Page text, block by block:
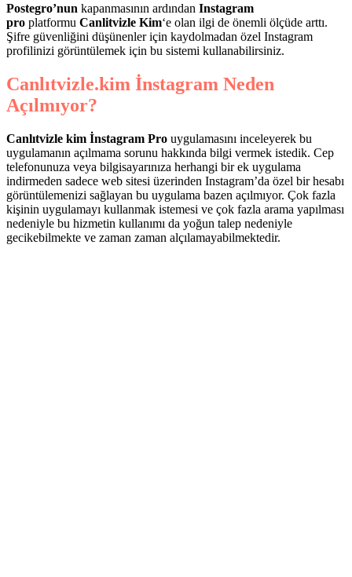
Postegro’nun kapanmasının ardından Instagram
pro platformu Canlitvizle Kim‘e olan ilgi de önemli ölçüde arttı.
Şifre güvenliğini düşünenler için kaydolmadan özel Instagram
profilinizi görüntülemek için bu sistemi kullanabilirsiniz.
Canlıtvizle.kim İnstagram Neden
Açılmıyor?
Canlıtvizle kim İnstagram Pro uygulamasını inceleyerek bu
uygulamanın açılmama sorunu hakkında bilgi vermek istedik. Cep
telefonunuza veya bilgisayarınıza herhangi bir ek uygulama
indirmeden sadece web sitesi üzerinden Instagram’da özel bir hesabı
görüntülemenizi sağlayan bu uygulama bazen açılmıyor. Çok fazla
kişinin uygulamayı kullanmak istemesi ve çok fazla arama yapılması
nedeniyle bu hizmetin kullanımı da yoğun talep nedeniyle
gecikebilmekte ve zaman zaman alçılamayabilmektedir.